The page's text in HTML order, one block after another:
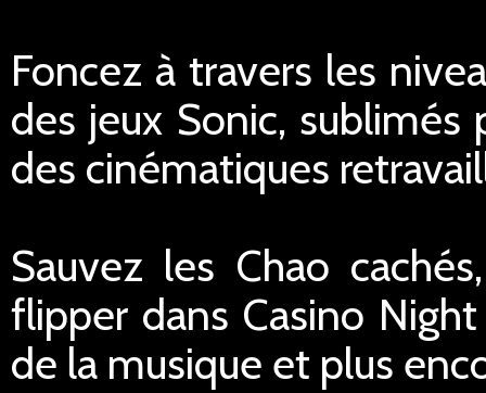
Foncez à travers les
des jeux Sonic,
des cinématiques
Sauvez les Chao
flipper dans Casino
de la musique et plus